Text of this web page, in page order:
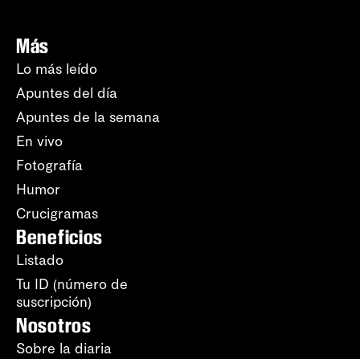
Más
Lo más leído
Apuntes del día
Apuntes de la semana
En vivo
Fotografía
Humor
Crucigramas
Beneficios
Listado
Tu ID (número de
suscripción)
Nosotros
Sobre la diaria